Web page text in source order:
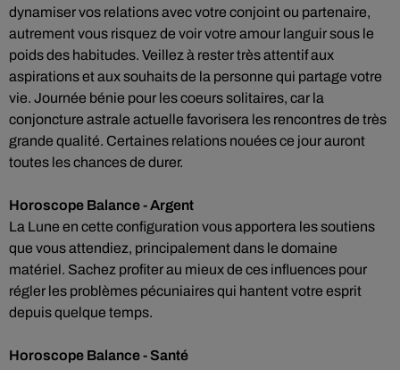
dynamiser vos relations avec votre conjoint ou partenaire,
autrement vous risquez de voir votre amour languir sous le
poids des habitudes. Veillez à rester très attentif aux
aspirations et aux souhaits de la personne qui partage votre
vie. Journée bénie pour les coeurs solitaires, car la
conjoncture astrale actuelle favorisera les rencontres de très
grande qualité. Certaines relations nouées ce jour auront
toutes les chances de durer.
Horoscope Balance - Argent
La Lune en cette configuration vous apportera les soutiens
que vous attendiez, principalement dans le domaine
matériel. Sachez profiter au mieux de ces influences pour
régler les problèmes pécuniaires qui hantent votre esprit
depuis quelque temps.
Horoscope Balance - Santé